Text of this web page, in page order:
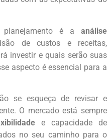
planejamento é a análise
de custos e receitas,
investir e quais serão suas
aspecto é essencial para a
se esqueça de revisar e
O mercado está sempre
e capacidade de
no seu caminho para o